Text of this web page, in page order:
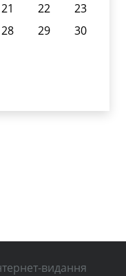
21 22
23
28 29
30
видання